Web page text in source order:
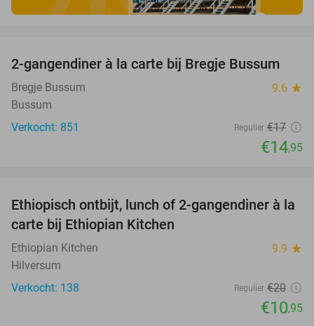
12%
2-gangendiner à la carte bij Bregje Bussum
Bregje Bussum 9.6 star
Bussum
Verkocht: 851
Regulier €17
€14,95
45%
Ethiopisch ontbijt, lunch of 2-gangendiner à la
carte bij Ethiopian Kitchen
Ethiopian Kitchen 9.9 star
Hilversum
Verkocht: 138
Regulier €20
€10,95